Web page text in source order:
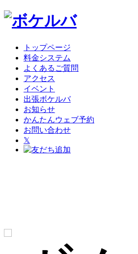
トップページ
料金システム
よくあるご質問
アクセス
イベント
出張ボケルバ
お知らせ
かんたんウェブ予約
お問い合わせ
𝕏